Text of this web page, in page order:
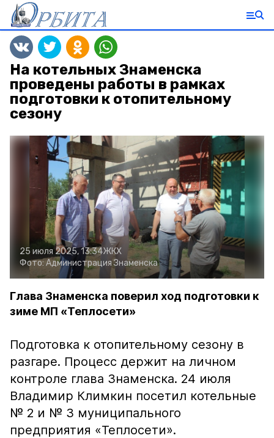
На котельных Знаменска
проведены работы в рамках
подготовки к отопительному
сезону
25 июля 2025, 13:34ЖКХ
Фото: Администрация Знаменска
Глава Знаменска поверил ход подготовки к
зиме МП «Теплосети»
Подготовка к отопительному сезону в
разгаре. Процесс держит на личном
контроле глава Знаменска. 24 июля
Владимир Климкин посетил котельные
№ 2 и № 3 муниципального
предприятия «Теплосети».